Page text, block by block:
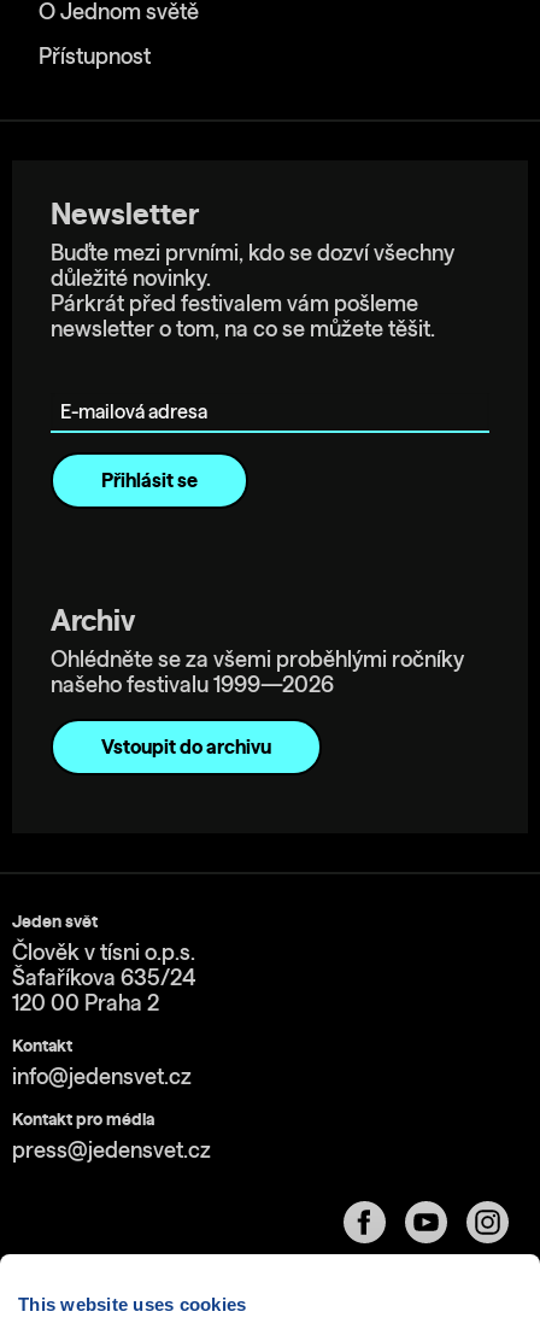
This website uses cookies
O Jednom světě
Přístupnost
Newsletter
Buďte mezi prvními, kdo se dozví všechny
důležité novinky.
Párkrát před festivalem vám pošleme
newsletter o tom, na co se můžete těšit.
Archiv
Ohlédněte se za všemi proběhlými ročníky
našeho festivalu 1999—2026
Vstoupit do archivu
Jeden svět
Člověk v tísni o.p.s.
Šafaříkova 635/24
120 00 Praha 2
Kontakt
info@jedensvet.cz
Kontakt pro média
press@jedensvet.cz